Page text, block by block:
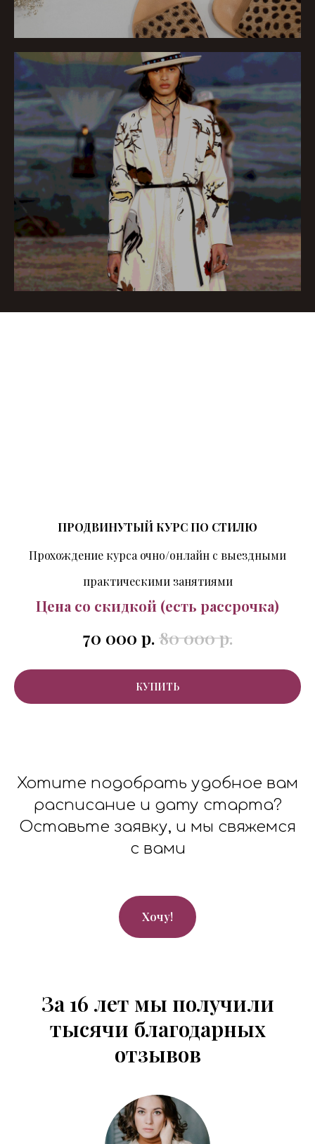
ПРОДВИНУТЫЙ КУРС ПО СТИЛЮ
Прохождение курса очно/онлайн с выездными
практическими занятиями
Цена со скидкой (есть рассрочка)
70 000 р. 80 000р.
КУПИТЬ
Хотите подобрать удобное вам
расписание и дату старта?
Оставьте заявку, и мы свяжемся
с вами
Хочу!
За 16 лет мы получили
тысячи благодарных
отзывов